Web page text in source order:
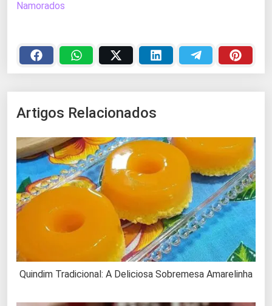
Namorados
Artigos Relacionados
Quindim Tradicional: A Deliciosa Sobremesa Amarelinha